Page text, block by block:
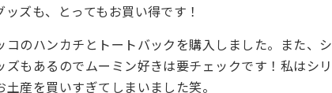
ズも、とってもお買い得です！
のハンカチとトートバックを購入しました。また、シ
もあるのでムーミン好きは要チェックです！私はシリ
産を買いすぎてしまいました笑。